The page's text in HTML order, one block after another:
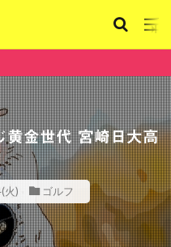
黄金世代 宮崎日大高
火) ゴルフ